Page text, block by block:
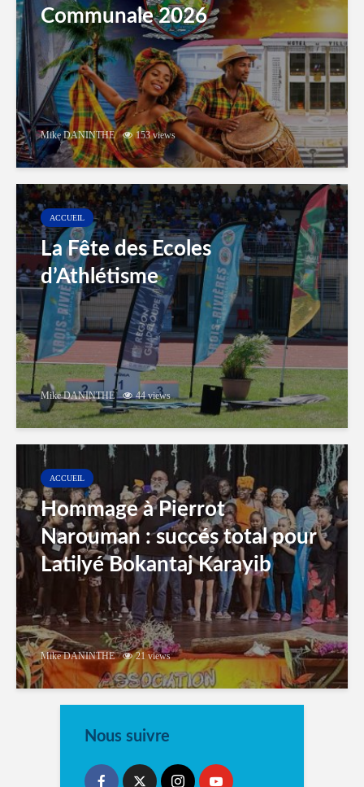
Communale 2026
Mike DANINTHE 153 views
ACCUEIL
La Fête des Ecoles
d’Athlétisme
Mike DANINTHE 44 views
ACCUEIL
Hommage à Pierrot
Narouman : succés total pour
Latilyé Bokantaj Karayib
Mike DANINTHE 21 views
Nous suivre